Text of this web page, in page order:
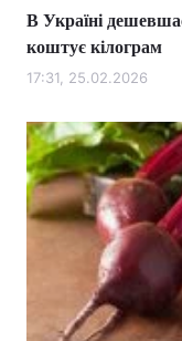
Послуги
Тема оформлення
В Україні
коштує кілограм
17:31, 25.02.2026